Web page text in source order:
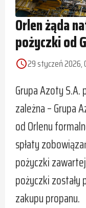
Orlen żąda
pożyczki od
access_time29 styczeń 2026,
Grupa Azoty S.A.
zależna – Grupa
od Orlenu
spłaty
pożyczki
pożyczki zostały
zakupu propanu.